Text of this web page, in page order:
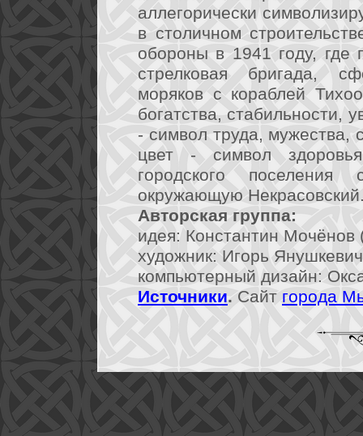
аллегорически
в столичном
обороны в 1941 году, где
стрелковая бригада,
моряков с кораблей
богатства, стабильности,
- символ труда, мужества,
цвет - символ
городского поселения
окружающую
Авторская группа:
идея: Константин
художник: Игорь
компьютерный дизайн:
Источники. Сайт города